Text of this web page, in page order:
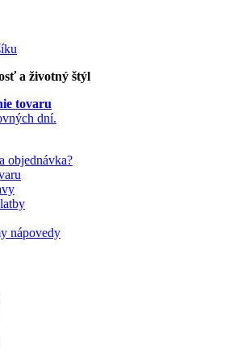
a životný štýl
tovaru
dní.
objednávka?
nápovedy